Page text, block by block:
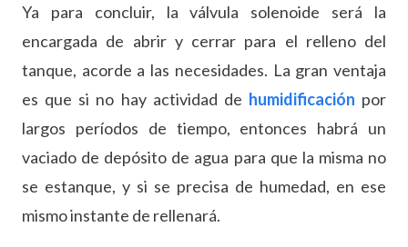
Ya para concluir, la válvula solenoide será la
encargada de abrir y cerrar para el relleno del
tanque, acorde a las necesidades. La gran ventaja
es que si no hay actividad de humidificación por
largos períodos de tiempo, entonces habrá un
vaciado de depósito de agua para que la misma no
se estanque, y si se precisa de humedad, en ese
mismo instante de rellenará.